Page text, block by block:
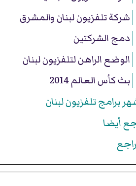
شركة تلفزيون لبنان والمشرق
دمج الشركتين
الوضع الراهن لتلفزيون لبنان
بث كأس العالم 2014
برامج تلفزيون لبنان
أيضا